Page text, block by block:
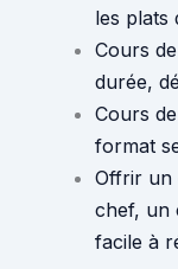
les plats
Cours
durée,
Cours
format
Offrir un
chef, un
facile à